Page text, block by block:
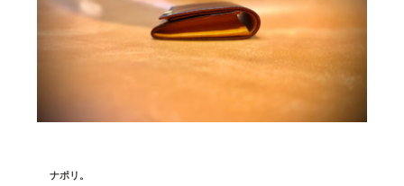
ナポリ。